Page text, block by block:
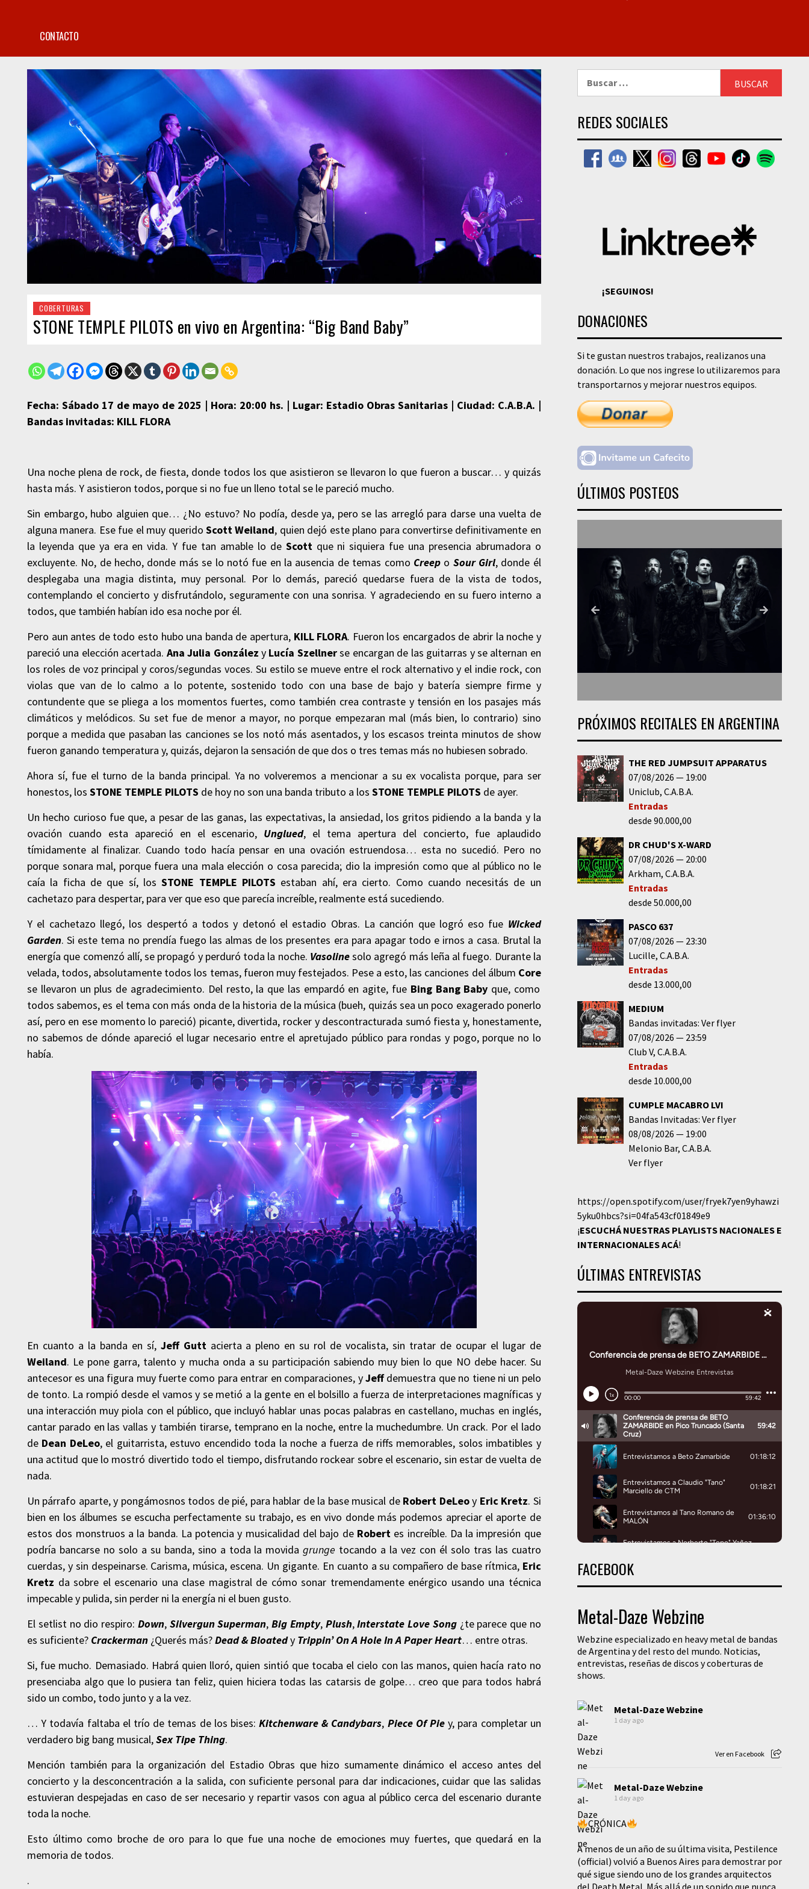
CONTACTO
COBERTURAS
STONE TEMPLE PILOTS en vivo en Argentina: “Big Band Baby”
Fecha: Sábado 17 de mayo de 2025 | Hora: 20:00 hs. | Lugar: Estadio Obras Sanitarias | Ciudad: C.A.B.A. |
Bandas invitadas: KILL FLORA
Una noche plena de rock, de fiesta, donde todos los que asistieron se llevaron lo que fueron a buscar… y quizás
hasta más. Y asistieron todos, porque si no fue un lleno total se le pareció mucho.
Sin embargo, hubo alguien que… ¿No estuvo? No podía, desde ya, pero se las arregló para darse una vuelta de
alguna manera. Ese fue el muy querido Scott Weiland, quien dejó este plano para convertirse definitivamente en
la leyenda que ya era en vida. Y fue tan amable lo de Scottque ni siquiera fue una presencia abrumadora o
excluyente. No, de hecho, donde más se lo notó fue en la ausencia de temas como Creepo Sour Girl, donde él
desplegaba una magia distinta, muy personal. Por lo demás, pareció quedarse fuera de la vista de todos,
contemplando el concierto y disfrutándolo, seguramente con una sonrisa. Y agradeciendo en su fuero interno a
todos, que también habían ido esa noche por él.
Pero aun antes de todo esto hubo una banda de apertura, KILL FLORA. Fueron los encargados de abrir la noche y
pareció una elección acertada. Ana Julia González y Lucía Szellnerse encargan de las guitarras y se alternan en
los roles de voz principal y coros/segundas voces. Su estilo se mueve entre el rock alternativo y el indie rock, con
violas que van de lo calmo a lo potente, sostenido todo con una base de bajo y batería siempre firme y
contundente que se pliega a los momentos fuertes, como también crea contraste y tensión en los pasajes más
climáticos y melódicos. Su set fue de menor a mayor, no porque empezaran mal (más bien, lo contrario) sino
porque a medida que pasaban las canciones se los notó más asentados, y los escasos treinta minutos de show
fueron ganando temperatura y, quizás, dejaron la sensación de que dos o tres temas más no hubiesen sobrado.
Ahora sí, fue el turno de la banda principal. Ya no volveremos a mencionar a su ex vocalista porque, para ser
honestos, los STONE TEMPLE PILOTS de hoy no son una banda tributo a los STONE TEMPLE PILOTS de ayer.
Un hecho curioso fue que, a pesar de las ganas, las expectativas, la ansiedad, los gritos pidiendo a la banda y la
ovación cuando esta apareció en el escenario, Unglued, el tema apertura del concierto, fue aplaudido
tímidamente al finalizar. Cuando todo hacía pensar en una ovación estruendosa… esta no sucedió. Pero no
porque sonara mal, porque fuera una mala elección o cosa parecida; dio la impresión como que al público no le
caía la ficha de que sí, losSTONE TEMPLE PILOTS estaban ahí, era cierto. Como cuando necesitás de un
cachetazo para despertar, para ver que eso que parecía increíble, realmente está sucediendo.
Y el cachetazo llegó, los despertó a todos y detonó el estadio Obras. La canción que logró eso fue Wicked
Garden. Si este tema no prendía fuego las almas de los presentes era para apagar todo e irnos a casa. Brutal la
energía que comenzó allí, se propagó y perduró toda la noche. Vasolinesolo agregó más leña al fuego. Durante la
velada, todos, absolutamente todos los temas, fueron muy festejados. Pese a esto, las canciones del álbum Core
se llevaron un plus de agradecimiento. Del resto, la que las empardó en agite, fue Bing Bang Baby que, como
todos sabemos, es el tema con más onda de la historia de la música (bueh, quizás sea un poco exagerado ponerlo
así, pero en ese momento lo pareció) picante, divertida, rocker y descontracturada sumó fiesta y, honestamente,
no sabemos de dónde apareció el lugar necesario entre el apretujado público para rondas y pogo, porque no lo
había.
En cuanto a la banda en sí, Jeff Guttacierta a pleno en su rol de vocalista, sin tratar de ocupar el lugar de
Weiland. Le pone garra, talento y mucha onda a su participación sabiendo muy bien lo que NO debe hacer. Su
antecesor es una figura muy fuerte como para entrar en comparaciones, yJeffdemuestra que no tiene ni un pelo
de tonto. La rompió desde el vamos y se metió a la gente en el bolsillo a fuerza de interpretaciones magníficas y
una interacción muy piola con el público, que incluyó hablar unas pocas palabras en castellano, muchas en inglés,
cantar parado en las vallas y también tirarse, temprano en la noche, entre la muchedumbre. Un crack. Por el lado
de Dean DeLeo, el guitarrista, estuvo encendido toda la noche a fuerza de riffs memorables, solos imbatibles y
una actitud que lo mostró divertido todo el tiempo, disfrutando rockear sobre el escenario, sin estar de vuelta de
nada.
Un párrafo aparte, y pongámosnos todos de pié, para hablar de la base musical de Robert DeLeoy Eric Kretz. Si
bien en los álbumes se escucha perfectamente su trabajo, es en vivo donde más podemos apreciar el aporte de
estos dos monstruos a la banda. La potencia y musicalidad del bajo de Robertes increíble. Da la impresión que
podría bancarse no solo a su banda, sino a toda la movidagrunge tocando a la vez con él solo tras las cuatro
cuerdas, y sin despeinarse. Carisma, música, escena. Un gigante. En cuanto a su compañero de base rítmica, Eric
Kretz da sobre el escenario una clase magistral de cómo sonar tremendamente enérgico usando una técnica
impecable y pulida, sin perder ni la energía ni el buen gusto.
El setlist no dio respiro: Down, Silvergun Superman,Big Empty, Plush,Interstate Love Song¿te parece que no
es suficiente? Crackerman ¿Querés más?Dead & Bloatedy Trippin’ On A Hole In A Paper Heart… entre otras.
Si, fue mucho. Demasiado. Habrá quien lloró, quien sintió que tocaba el cielo con las manos, quien hacía rato no
presenciaba algo que lo pusiera tan feliz, quien hiciera todas las catarsis de golpe… creo que para todos habrá
sido un combo, todo junto y a la vez.
… Y todavía faltaba el trío de temas de los bises:Kitchenware & Candybars, Piece Of Pie y, para completar un
verdadero big bang musical,Sex Tipe Thing.
Mención también para la organización del Estadio Obras que hizo sumamente dinámico el acceso antes del
concierto y la desconcentración a la salida, con suficiente personal para dar indicaciones, cuidar que las salidas
estuvieran despejadas en caso de ser necesario y repartir vasos con agua al público cerca del escenario durante
toda la noche.
Esto último como broche de oro para lo que fue una noche de emociones muy fuertes, que quedará en la
memoria de todos.
.
REDES SOCIALES
¡SEGUINOS!
DONACIONES
Si te gustan nuestros trabajos, realizanos una
donación. Lo que nos ingrese lo utilizaremos para
transportarnos y mejorar nuestros equipos.
ÚLTIMOS POSTEOS
PRÓXIMOS RECITALES EN ARGENTINA
THE RED JUMPSUIT APPARATUS
07/08/2026
19:00
Uniclub C.A.B.A.
Entradas
desde 90.000,00
DR CHUD'S X-WARD
07/08/2026
20:00
Arkham C.A.B.A.
Entradas
desde 50.000,00
PASCO 637
07/08/2026
23:30
Lucille C.A.B.A.
Entradas
desde 13.000,00
MEDIUM
Bandas invitadas: Ver flyer
07/08/2026
23:59
Club V C.A.B.A.
Entradas
desde 10.000,00
CUMPLE MACABRO LVI
Bandas Invitadas: Ver flyer
08/08/2026
19:00
Melonio Bar C.A.B.A.
Ver flyer
https://open.spotify.com/user/fryek7yen9yhawzi
5yku0hbcs?si=04fa543cf01849e9
¡ESCUCHÁ NUESTRAS PLAYLISTS NACIONALES E
INTERNACIONALESACÁ!
ÚLTIMAS ENTREVISTAS
FACEBOOK
Metal-Daze Webzine
Webzine especializado en heavy metal de bandas
de Argentina y del resto del mundo. Noticias,
entrevistas, reseñas de discos y coberturas de
shows.
Metal-Daze Webzine
1 day ago
Ver en Facebook
Metal-Daze Webzine
1 day ago
CRÓNICA
A menos de un año de su última visita, Pestilence
(official) volvió a Buenos Aires para demostrar por
qué sigue siendo uno de los grandes arquitectos
del Death Metal. Más allá de un sonido que nunca